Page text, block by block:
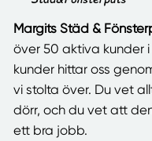
Margits Städ &
över 50 aktiva kunder
kunder hittar oss
vi stolta över. Du vet
dörr, och du vet att
ett bra jobb.